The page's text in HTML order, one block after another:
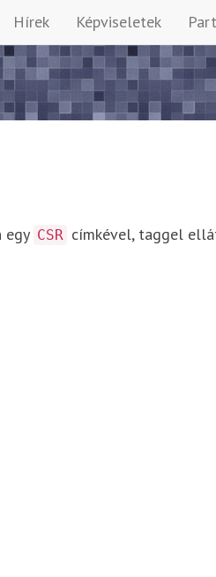
Hírek Képviseletek
egy CSR címkével, taggel